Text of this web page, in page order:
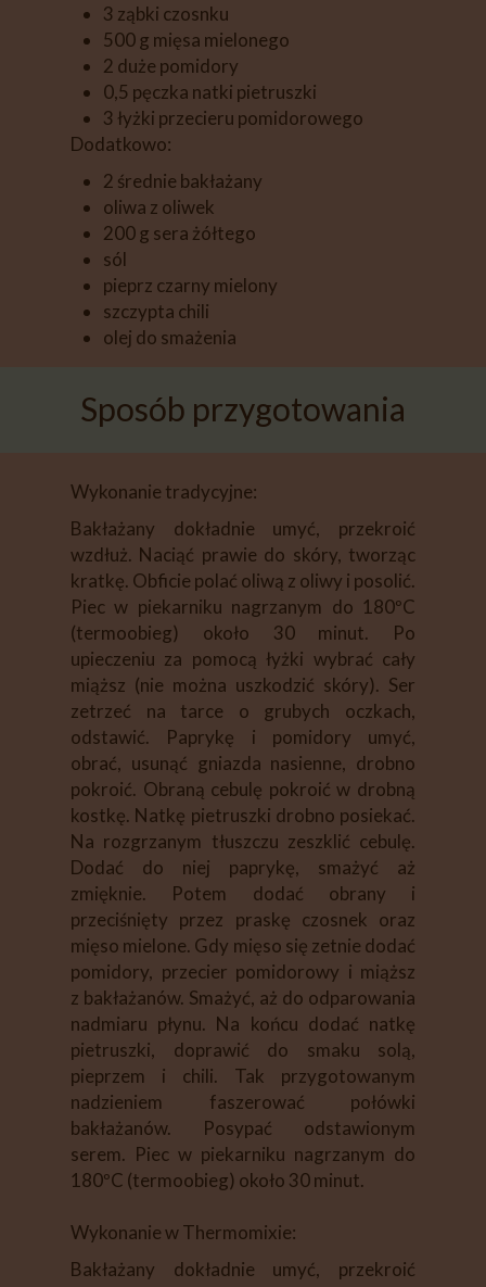
3 ząbki czosnku
500 g mięsa mielonego
2 duże pomidory
0,5 pęczka natki pietruszki
3 łyżki przecieru pomidorowego
Dodatkowo:
2 średnie bakłażany
oliwa z oliwek
200 g sera żółtego
sól
pieprz czarny mielony
szczypta chili
olej do smażenia
Sposób przygotowania
Wykonanie tradycyjne:
Bakłażany dokładnie umyć, przekroić
wzdłuż. Naciąć prawie do skóry, tworząc
kratkę. Obficie polać oliwą z oliwy i posolić.
Piec w piekarniku nagrzanym do 180ºC
(termoobieg) około 30 minut. Po
upieczeniu za pomocą łyżki wybrać cały
miąższ (nie można uszkodzić skóry). Ser
zetrzeć na tarce o grubych oczkach,
odstawić. Paprykę i pomidory umyć,
obrać, usunąć gniazda nasienne, drobno
pokroić. Obraną cebulę pokroić w drobną
kostkę. Natkę pietruszki drobno posiekać.
Na rozgrzanym tłuszczu zeszklić cebulę.
Dodać do niej paprykę, smażyć aż
zmięknie. Potem dodać obrany i
przeciśnięty przez praskę czosnek oraz
mięso mielone. Gdy mięso się zetnie dodać
pomidory, przecier pomidorowy i miąższ
z bakłażanów. Smażyć, aż do odparowania
nadmiaru płynu. Na końcu dodać natkę
pietruszki, doprawić do smaku solą,
pieprzem i chili. Tak przygotowanym
nadzieniem faszerować połówki
bakłażanów. Posypać odstawionym
serem. Piec w piekarniku nagrzanym do
180ºC (termoobieg) około 30 minut.
Wykonanie w Thermomixie:
Bakłażany dokładnie umyć, przekroić